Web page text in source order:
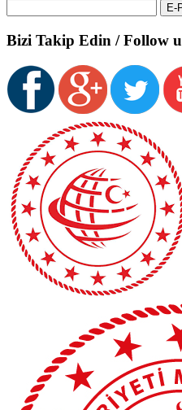
Bizi Takip Edin / Follow